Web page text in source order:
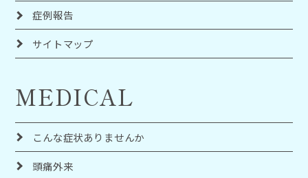
症例報告
サイトマップ
MEDICAL
こんな症状ありませんか
頭痛外来